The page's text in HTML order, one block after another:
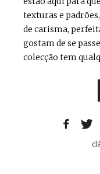
texturas e
de carisma,
gostam de se
colecção tem